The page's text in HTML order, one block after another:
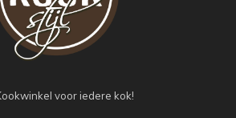
voor iedere kok!